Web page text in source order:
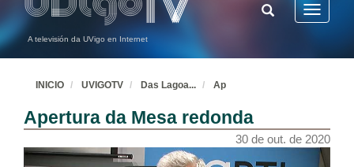
A televisión da UVigo en Internet
Toggle
TOGGLE
SEARCH
INICIO UVIGOTV Das Lagoa... Ap
Apertura da Mesa redonda
30 de out. de 2020